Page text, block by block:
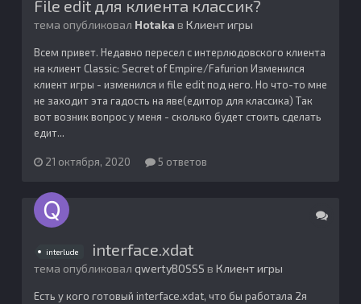
File edit для клиента классик?
тема опубликовал Hotaka в Клиент игры
Всем привет. Недавно пересел с интерлюдовского клиента
на клиент Classic: Secret of Empire/Fafurion Изменился
клиент игры - изменился и file edit под него. Но что-то мне
не заходит эта гадость на яве(едитор для классика) Так
вот возник вопрос у меня - сколько будет стоить сделать
едит...
21 октября, 2020 5 ответов
interlude interface.xdat
тема опубликовал qwertyBOSSS в Клиент игры
Есть у кого готовый interface.xdat, что бы работала 2я